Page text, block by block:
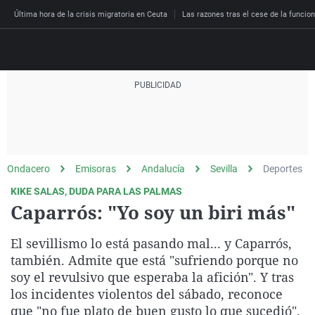
Última hora de la crisis migratoria en Ceuta Las razones tras el cese de la
Julia en la onda
Radioestadio
Radioestadio noche
El colegio invisible
Malas decisiones
Expedientes del más
Invisibles
Prohibido morirse
Esto no ha pasado
Baleares
Cataluña
Comunidad de Madrid
Comunitat Valenciana
Economía
Deportes
Tenis
El tiempo
Más noticias
Salud
Ciencia y Tecnología
Gastronomía
Medio ambiente
Ondacero Emisoras Andalucía Sevilla
Deportes
KIKE SALAS, DUDA PARA LAS PALMAS
Caparrós: "Yo soy un biri más"
El sevillismo lo está pasando mal... y Caparrós,
también. Admite que está "sufriendo porque no
soy el revulsivo que esperaba la afición". Y tras
los incidentes violentos del sábado, reconoce
que "no fue plato de buen gusto lo que sucedió".